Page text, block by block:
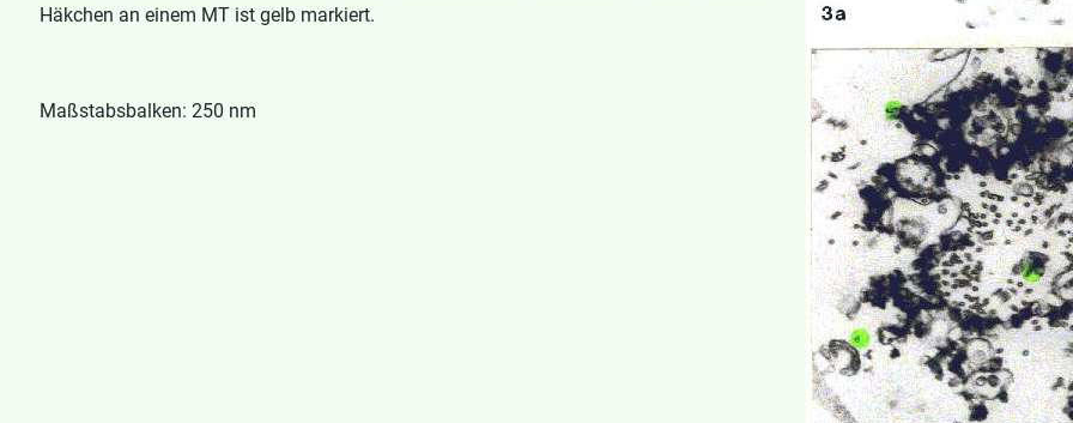
Häkchen an einem MT ist gelb markiert.
Maßstabsbalken: 250 nm